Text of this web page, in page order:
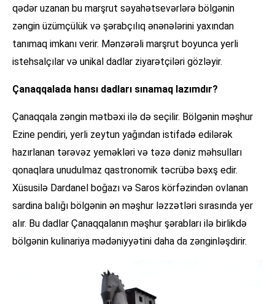
qədər uzanan bu marşrut səyahətsevərlərə bölgənin
zəngin üzümçülük və şərabçılıq ənənələrini yaxından
tanımaq imkanı verir. Mənzərəli marşrut boyunca yerli
istehsalçılar və unikal dadlar ziyarətçiləri gözləyir.
Çanaqqalada hansı dadları sınamaq lazımdır?
Çanaqqala zəngin mətbəxi ilə də seçilir. Bölgənin məşhur
Ezine pendiri, yerli zeytun yağından istifadə edilərək
hazırlanan tərəvəz yeməkləri və təzə dəniz məhsulları
qonaqlara unudulmaz qastronomik təcrübə bəxş edir.
Xüsusilə Dardanel boğazı və Saros körfəzindən ovlanan
sardina balığı bölgənin ən məşhur ləzzətləri sırasında yer
alır. Bu dadlar Çanaqqalanın məşhur şərabları ilə birlikdə
bölgənin kulinariya mədəniyyətini daha da zənginləşdirir.